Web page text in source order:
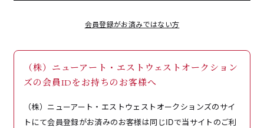
会員登録がお済みではない方
（株）ニューアート・エストウェストオークション
ズの会員IDをお持ちのお客様へ
（株）ニューアート・エストウェストオークションズのサイ
トにて会員登録がお済みのお客様は同じIDで当サイトのご利